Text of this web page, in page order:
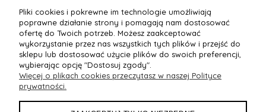
2
1
Pliki cookies i pokrewne im technologie umożliwiają
poprawne działanie strony i pomagają nam dostosować
ofertę do Twoich potrzeb. Możesz zaakceptować
wykorzystanie przez nas wszystkich tych plików i przejść do
sklepu lub dostosować użycie plików do swoich preferencji,
wybierając opcję "Dostosuj zgody".
Więcej o plikach cookies przeczytasz w naszej Polityce
prywatności.